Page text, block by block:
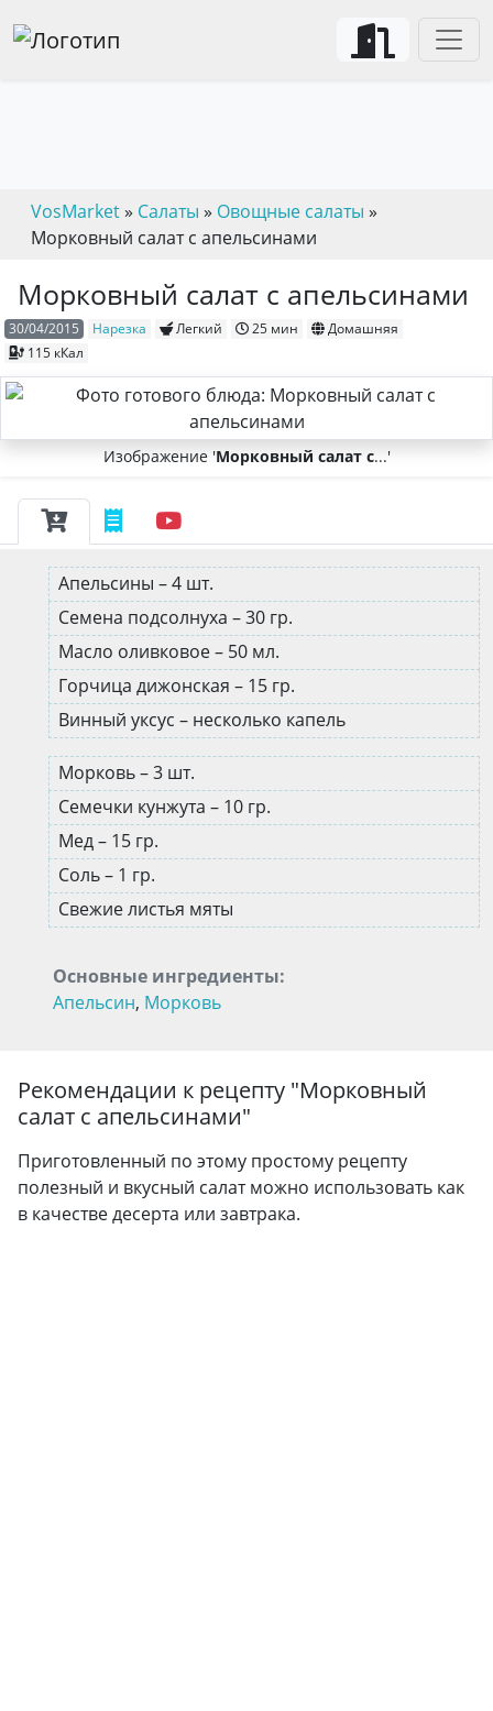
VosMarket» Салаты » Овощные салаты »
Морковный салат с апельсинами
Морковный салат с апельсинами
30/04/2015 Нарезка Легкий 25 мин
Домашняя
115 кКал
Изображение 'Морковный салат с...'
Апельсины – 4 шт.
Семена подсолнуха – 30 гр.
Масло оливковое – 50 мл.
Горчица дижонская – 15 гр.
Винный уксус – несколько капель
Морковь – 3 шт.
Семечки кунжута – 10 гр.
Мед – 15 гр.
Соль – 1 гр.
Свежие листья мяты
Основные ингредиенты:
Апельсин, Морковь
Рекомендации к рецепту "Морковный
салат с апельсинами"
Приготовленный по этому простому рецепту
полезный и вкусный салат можно использовать как
в качестве десерта или завтрака.